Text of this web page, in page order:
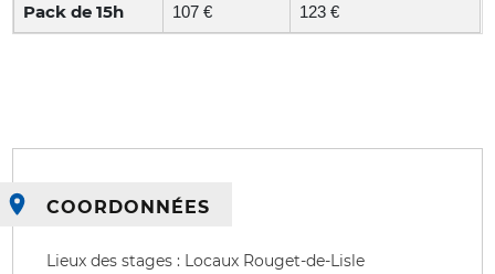
Pack de 15h 107 € 123 €
COORDONNÉES
Lieux des stages : Locaux Rouget-de-Lisle